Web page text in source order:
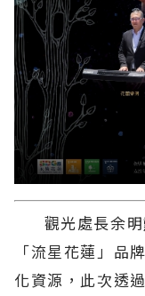
觀光處長余明
「流星花蓮」品
化資源，此次透